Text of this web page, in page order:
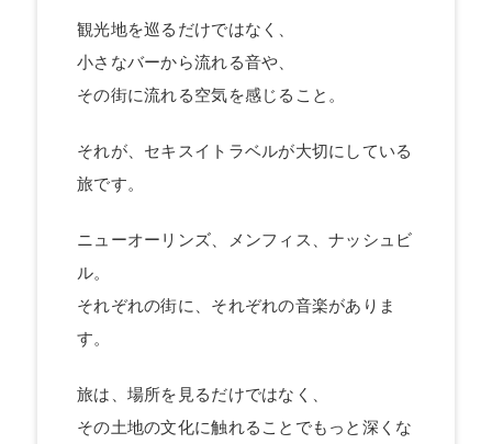
観光地を巡るだけではなく、
小さなバーから流れる音や、
その街に流れる空気を感じること。
それが、セキスイトラベルが大切にしている
旅です。
ニューオーリンズ、メンフィス、ナッシュビ
ル。
それぞれの街に、それぞれの音楽がありま
す。
旅は、場所を見るだけではなく、
その土地の文化に触れることでもっと深くな